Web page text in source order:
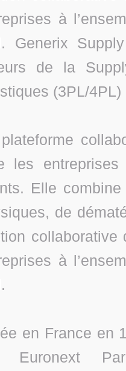
à
Generix
de la
(3PL/
les
Elle
de
à
en France en
Euronext